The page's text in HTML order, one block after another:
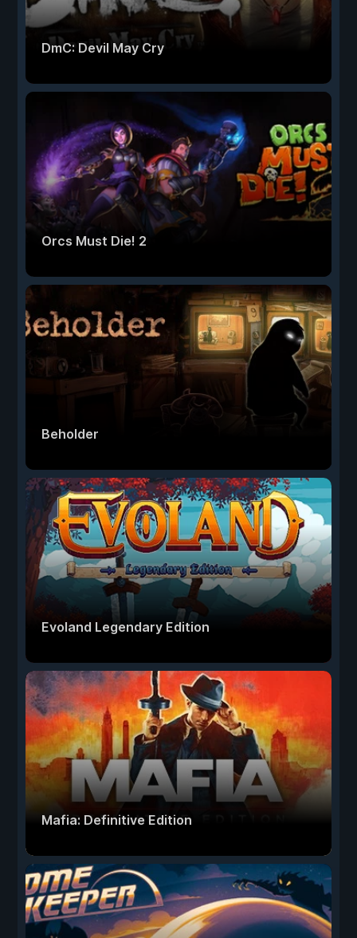
DmC: Devil May Cry
Orcs Must Die! 2
Beholder
Evoland Legendary Edition
Mafia: Definitive Edition